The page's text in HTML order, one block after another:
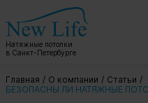
Натяжные потолки
в Санкт-Петербурге
Главная О компании
Статьи
БЕЗОПАСНЫ ЛИ НАТЯЖНЫЕ